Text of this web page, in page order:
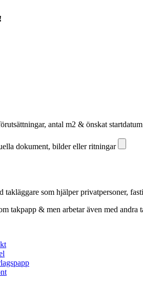
antal m2 & önskat startdatum
dokument, bilder eller ritningar
takläggare som hjälper privatpersoner,
takpapp & men arbetar även med andra